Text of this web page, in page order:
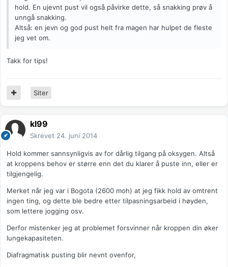
hold. En ujevnt pust vil også påvirke dette, så snakking prøv å
unngå snakking.
Altså: en jevn og god pust helt fra magen har hulpet de fleste
jeg vet om.
Takk for tips!
Siter
kl99
Skrevet 24. juni 2014
Hold kommer sannsynligvis av for dårlig tilgang på oksygen. Altså
at kroppens behov er større enn det du klarer å puste inn, eller er
tilgjengelig.
Merket når jeg var i Bogota (2600 moh) at jeg fikk hold av omtrent
ingen ting, og dette ble bedre etter tilpasningsarbeid i høyden,
som lettere jogging osv.
Derfor mistenker jeg at problemet forsvinner når kroppen din øker
lungekapasiteten.
Diafragmatisk pusting blir nevnt ovenfor,